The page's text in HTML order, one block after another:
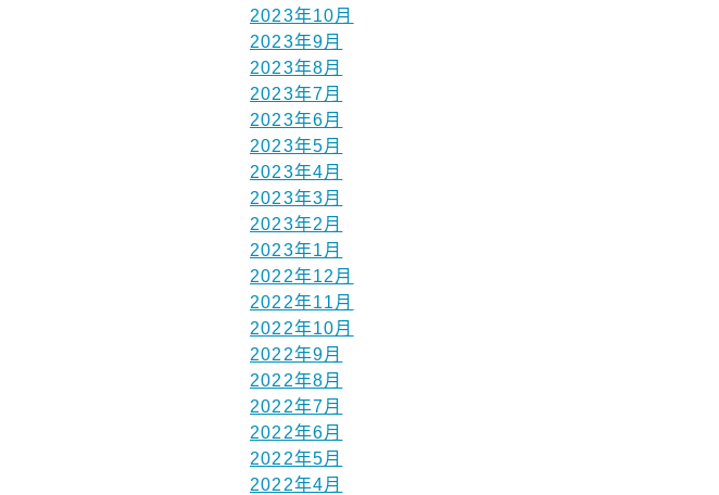
2023年10月
2023年9月
2023年8月
2023年7月
2023年6月
2023年5月
2023年4月
2023年3月
2023年2月
2023年1月
2022年12月
2022年11月
2022年10月
2022年9月
2022年8月
2022年7月
2022年6月
2022年5月
2022年4月